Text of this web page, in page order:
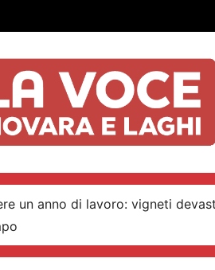
un anno di lavoro: vigneti